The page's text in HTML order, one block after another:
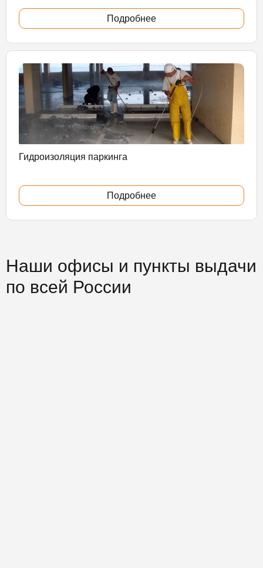
Подробнее
Гидроизоляция паркинга
Подробнее
Наши офисы и пункты выдачи
по всей России